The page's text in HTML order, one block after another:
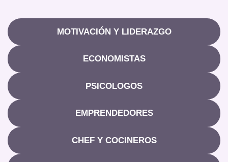
MOTIVACIÓN Y LIDERAZGO
ECONOMISTAS
PSICOLOGOS
EMPRENDEDORES
CHEF Y COCINEROS